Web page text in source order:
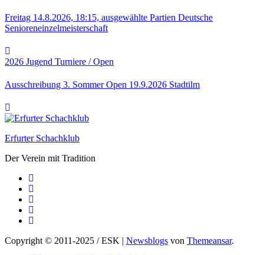
Freitag 14.8.2026, 18:15, ausgewählte Partien Deutsche
Senioreneinzelmeisterschaft
2026 Jugend Turniere / Open
Ausschreibung 3. Sommer Open 19.9.2026 Stadtilm
Erfurter Schachklub
Der Verein mit Tradition
Copyright © 2011-2025 / ESK Newsblogs von Themeansar.